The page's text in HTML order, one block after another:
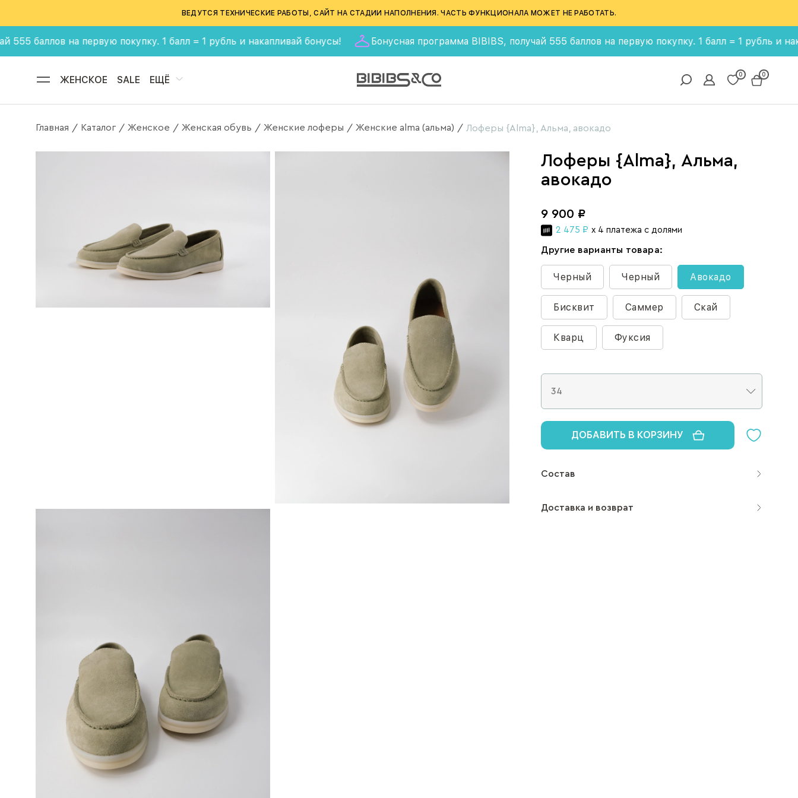
ВЕДУТСЯ ТЕХНИЧЕСКИЕ РАБОТЫ, САЙТ НА СТАДИИ НАПОЛНЕНИЯ. ЧАСТЬ ФУНКЦИОНАЛА МОЖЕТ НЕ РАБОТАТЬ.
на первую покупку. 1 балл = 1 рубль и накапливай бонусы! Бонусная программа BIBIBS, получай 555 баллов на первую покупку. 1 балл = 1 рубль и накапливай
ЖЕНСКОЕ SALE ЕЩЁ 0 0
Главная / Каталог / Женское / Женская обувь / Женские лоферы / Женские alma (альма) / Лоферы {Alma}, Альма, авокадо
Лоферы {Alma}, Альма,
авокадо
9 900 ₽
2 475 ₽ x 4 платежа с долями
Другие варианты товара:
Черный Черный Авокадо
Бисквит Саммер Скай
Кварц Фуксия
ДОБАВИТЬ В КОРЗИНУ
Состав
Доставка и возврат